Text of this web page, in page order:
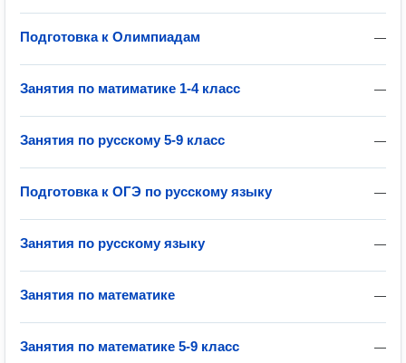
—
Подготовка к Олимпиадам
—
Занятия по матиматике 1-4 класс
—
Занятия по русскому 5-9 класс
—
Подготовка к ОГЭ по русскому языку
—
Занятия по русскому языку
—
Занятия по математике
—
Занятия по математике 5-9 класс